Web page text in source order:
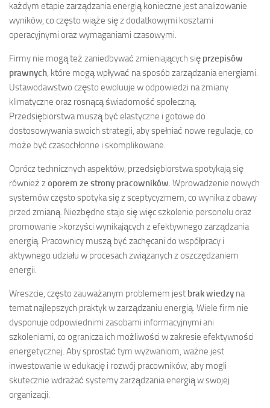
każdym etapie zarządzania energią konieczne jest analizowanie
wyników, co często wiąże się z dodatkowymi kosztami
operacyjnymi oraz wymaganiami czasowymi.
Firmy nie mogą też zaniedbywać zmieniających się przepisów
prawnych, które mogą wpływać na sposób zarządzania energiami.
Ustawodawstwo często ewoluuje w odpowiedzi na zmiany
klimatyczne oraz rosnącą świadomość społeczną.
Przedsiębiorstwa muszą być elastyczne i gotowe do
dostosowywania swoich strategii, aby spełniać nowe regulacje, co
może być czasochłonne i skomplikowane.
Oprócz technicznych aspektów, przedsiębiorstwa spotykają się
również zoporem ze strony pracowników. Wprowadzenie nowych
systemów często spotyka się z sceptycyzmem, co wynika z obawy
przed zmianą. Niezbędne staje się więc szkolenie personelu oraz
promowanie >korzyści wynikających z efektywnego zarządzania
energią. Pracownicy muszą być zachęcani do współpracy i
aktywnego udziału w procesach związanych z oszczędzaniem
energii.
Wreszcie, często zauważanym problemem jest brak wiedzy na
temat najlepszych praktyk w zarządzaniu energią. Wiele firm nie
dysponuje odpowiednimi zasobami informacyjnymi ani
szkoleniami, co ogranicza ich możliwości w zakresie efektywności
energetycznej. Aby sprostać tym wyzwaniom, ważne jest
inwestowanie w edukację i rozwój pracowników, aby mogli
skutecznie wdrażać systemy zarządzania energią w swojej
organizacji.